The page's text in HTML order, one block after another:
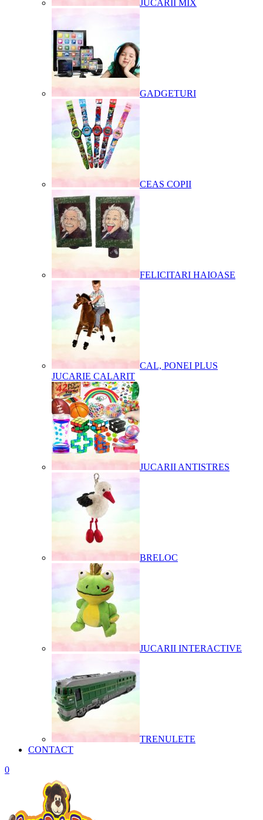
JUCARII MIX
GADGETURI
CEAS COPII
FELICITARI HAIOASE
CAL, PONEI PLUS
JUCARIE CALARIT
JUCARII ANTISTRES
BRELOC
JUCARII INTERACTIVE
TRENULETE
CONTACT
0